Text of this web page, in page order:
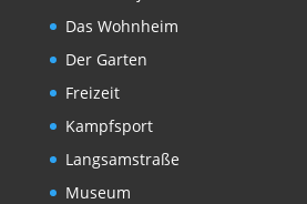
Das Wohnheim
Der Garten
Freizeit
Kampfsport
Langsamstraße
Museum